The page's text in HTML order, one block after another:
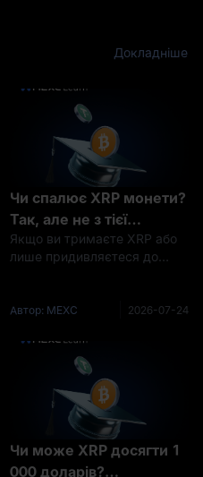
Докладніше
Чи спалює XRP монети?
Так, але не з тієї
причини, про яку ви
думаєте
Якщо ви тримаєте XRP або
лише придивляєтеся до
про «спалювання XRP» і
весь цей галас. Коротка
відповідь: так, XRP спалює
Автор: MEXC 2026-07-24
Чи може XRP досягти 1
000 доларів?